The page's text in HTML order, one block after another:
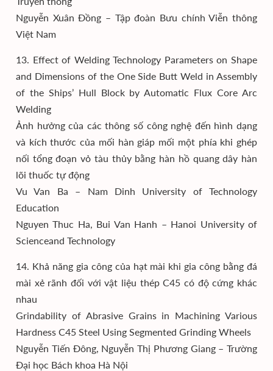
Nguyễn Xuân Đồng – Tập đoàn Bưu chính Viễn thông
Việt Nam
13. Effect of Welding Technology Parameters on Shape
and Dimensions of the One Side Butt Weld in Assembly
of the Ships’ Hull Block by Automatic Flux Core Arc
Welding
Ảnh hưởng của các thông số công nghệ đến hình dạng
và kích thước của mối hàn giáp mối một phía khi ghép
nối tổng đoạn vỏ tàu thủy bằng hàn hồ quang dây hàn
lõi thuốc tự động
Vu Van Ba – Nam Dinh University of Technology
Education
Nguyen Thuc Ha, Bui Van Hanh – Hanoi University of
Scienceand Technology
14. Khả năng gia công của hạt mài khi gia công bằng đá
mài xẻ rãnh đối với vật liệu thép C45 có độ cứng khác
nhau
Grindability of Abrasive Grains in Machining Various
Hardness C45 Steel Using Segmented Grinding Wheels
Nguyễn Tiến Đông, Nguyễn Thị Phương Giang – Trường
Đại học Bách khoa Hà Nội